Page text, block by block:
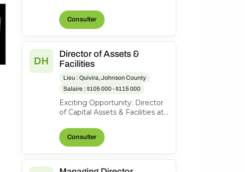
to lead the Hilton Short Hills. At
Cr...Consulter
DH
Director of Assets &
Facilities
Lieu : Quivira, Johnson County
Salaire : $105 000 - $115 000
Exciting Opportunity: Director
of Capital Assets & Facilities at
Consulting, Inc. About the
role...Consulter